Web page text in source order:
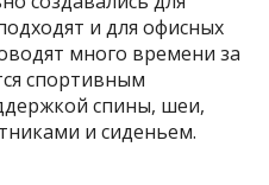
и для офисных
много времени за
спортивным
спины, шеи,
и сиденьем.